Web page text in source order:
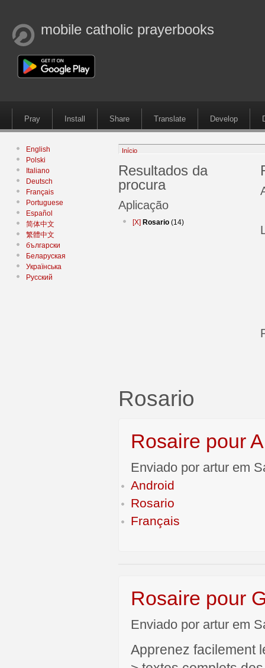
mobile catholic prayerbooks
Pray Install Share Translate Develop
English
Polski
Italiano
Deutsch
Français
Portuguese
Español
简体中文
繁體中文
български
Беларуская
Українська
Русский
Início
Resultados da
procura
Aplicação
[X] Rosario (14)
Rosario
Rosaire pour
Enviado por artur em
Android
Rosario
Français
Rosaire pour
Enviado por artur em
Apprenez facilement